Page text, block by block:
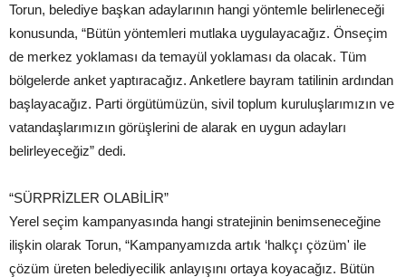
Torun, belediye başkan adaylarının hangi yöntemle belirleneceği
konusunda, “Bütün yöntemleri mutlaka uygulayacağız. Önseçim
de merkez yoklaması da temayül yoklaması da olacak. Tüm
bölgelerde anket yaptıracağız. Anketlere bayram tatilinin ardından
başlayacağız. Parti örgütümüzün, sivil toplum kuruluşlarımızın ve
vatandaşlarımızın görüşlerini de alarak en uygun adayları
belirleyeceğiz” dedi.
“SÜRPRİZLER OLABİLİR”
Yerel seçim kampanyasında hangi stratejinin benimseneceğine
ilişkin olarak Torun, “Kampanyamızda artık ‘halkçı çözüm' ile
çözüm üreten belediyecilik anlayışını ortaya koyacağız. Bütün